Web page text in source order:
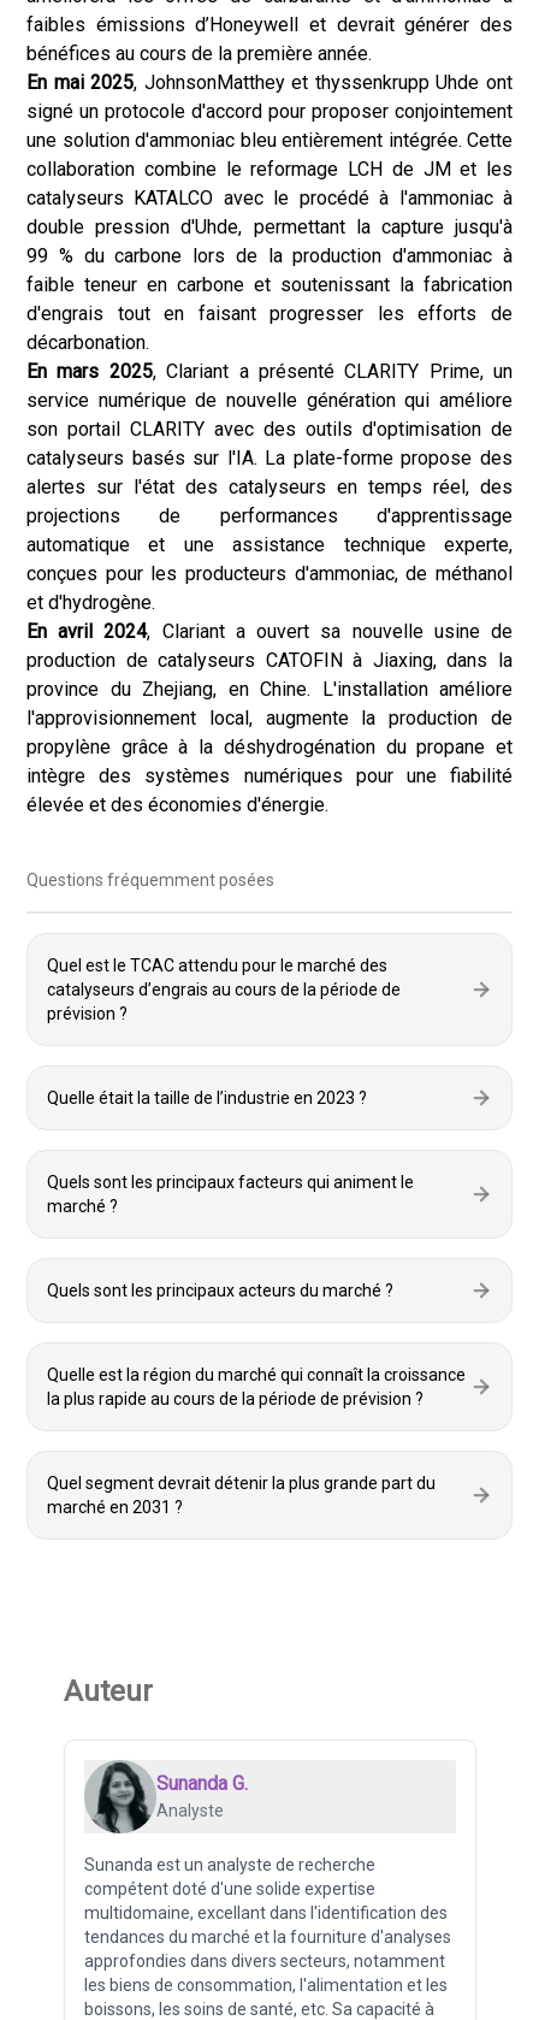
faibles émissions d’Honeywell et devrait générer des
bénéfices au cours de la première année.
En mai 2025, JohnsonMatthey et thyssenkrupp Uhde ont
signé un protocole d'accord pour proposer conjointement
une solution d'ammoniac bleu entièrement intégrée. Cette
collaboration combine le reformage LCH de JM et les
catalyseurs KATALCO avec le procédé à l'ammoniac à
double pression d'Uhde, permettant la capture jusqu'à
99 % du carbone lors de la production d'ammoniac à
faible teneur en carbone et soutenissant la fabrication
d'engrais tout en faisant progresser les efforts de
décarbonation.
En mars 2025, Clariant a présenté CLARITY Prime, un
service numérique de nouvelle génération qui améliore
son portail CLARITY avec des outils d'optimisation de
catalyseurs basés sur l'IA. La plate-forme propose des
alertes sur l'état des catalyseurs en temps réel, des
projections de performances d'apprentissage
automatique et une assistance technique experte,
conçues pour les producteurs d'ammoniac, de méthanol
et d'hydrogène.
En avril 2024, Clariant a ouvert sa nouvelle usine de
production de catalyseurs CATOFIN à Jiaxing, dans la
province du Zhejiang, en Chine. L'installation améliore
l'approvisionnement local, augmente la production de
propylène grâce à la déshydrogénation du propane et
intègre des systèmes numériques pour une fiabilité
élevée et des économies d'énergie.
Questions fréquemment posées
Quel est le TCAC attendu pour le marché des
catalyseurs d’engrais au cours de la période de
prévision ?
Quelle était la taille de l’industrie en 2023 ?
Quels sont les principaux facteurs qui animent le
marché ?
Quels sont les principaux acteurs du marché ?
Quelle est la région du marché qui connaît la croissance
la plus rapide au cours de la période de prévision ?
Quel segment devrait détenir la plus grande part du
marché en 2031 ?
Auteur
Sunanda G.
Analyste
Sunanda est un analyste de recherche
compétent doté d'une solide expertise
multidomaine, excellant dans l'identification des
tendances du marché et la fourniture d'analyses
approfondies dans divers secteurs, notamment
les biens de consommation, l'alimentation et les
boissons, les soins de santé, etc. Sa capacité à